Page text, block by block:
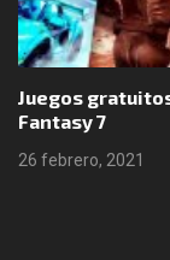
Juegos
Fantasy 7
26 febrero, 2021